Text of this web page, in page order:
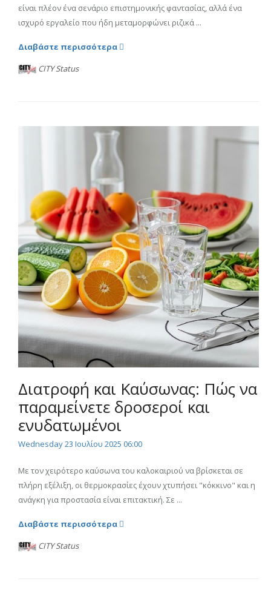
είναι πλέον ένα σενάριο επιστημονικής φαντασίας, αλλά ένα
ισχυρό εργαλείο που ήδη μεταμορφώνει ριζικά ...
Διαβάστε περισσότερα
CITY Status
Διατροφή και Καύσωνας: Πώς να
παραμείνετε δροσεροί και
ενυδατωμένοι
Wednesday 23 Ιουλίου 2025 06:00
Με τον χειρότερο καύσωνα του καλοκαιριού να βρίσκεται σε
πλήρη εξέλιξη, οι θερμοκρασίες έχουν χτυπήσει "κόκκινο" και η
ανάγκη για προστασία είναι επιτακτική. Σε ...
Διαβάστε περισσότερα
CITY Status